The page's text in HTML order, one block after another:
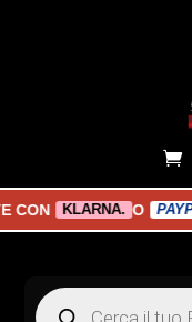
KLARNA. O PAYPAL
Products
search